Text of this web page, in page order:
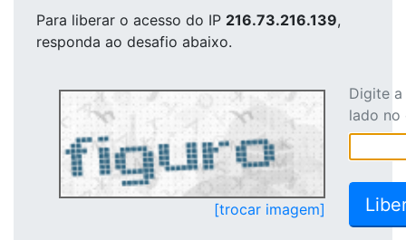
Para liberar o acesso do IP 216.73.216.139,
responda ao desafio abaixo.
[trocar imagem]
Digite
lado no